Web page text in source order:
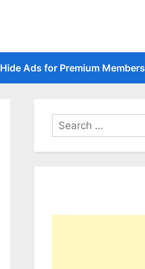
Hide Ads for Premium Members
Search
for: